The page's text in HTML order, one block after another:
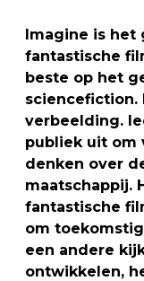
Imagine is het
fantastische
beste op het
sciencefiction.
verbeelding.
publiek uit om
denken over
maatschappij.
fantastische
om
een andere
ontwikkelen,